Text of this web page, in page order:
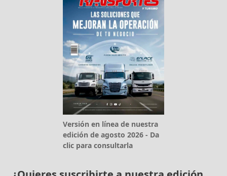
Versión en línea de nuestra
edición de agosto 2026 - Da
clic para consultarla